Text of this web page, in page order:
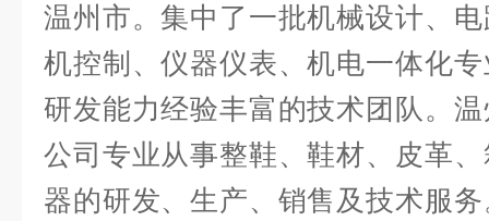
温州市。集中了一批机械设计、
机控制、仪器仪表、机电一体化
研发能力经验丰富的技术团队。
公司专业从事整鞋、鞋材、皮革
器的研发、生产、销售及技术服